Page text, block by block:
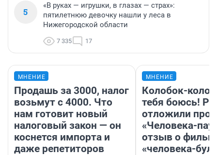
5
«В руках — игрушки, в глазах — страх»:
пятилетнюю девочку нашли у леса в
Нижегородской области
7 335 17
МНЕНИЕ
Продашь за 3000, налог
возьмут с 4000. Что
нам готовит новый
налоговый закон — он
коснется импорта и
даже репетиторов
МНЕНИЕ
Колобок-
тебя боюсь!
отложили
«Человека-
отзыв о
«человека-